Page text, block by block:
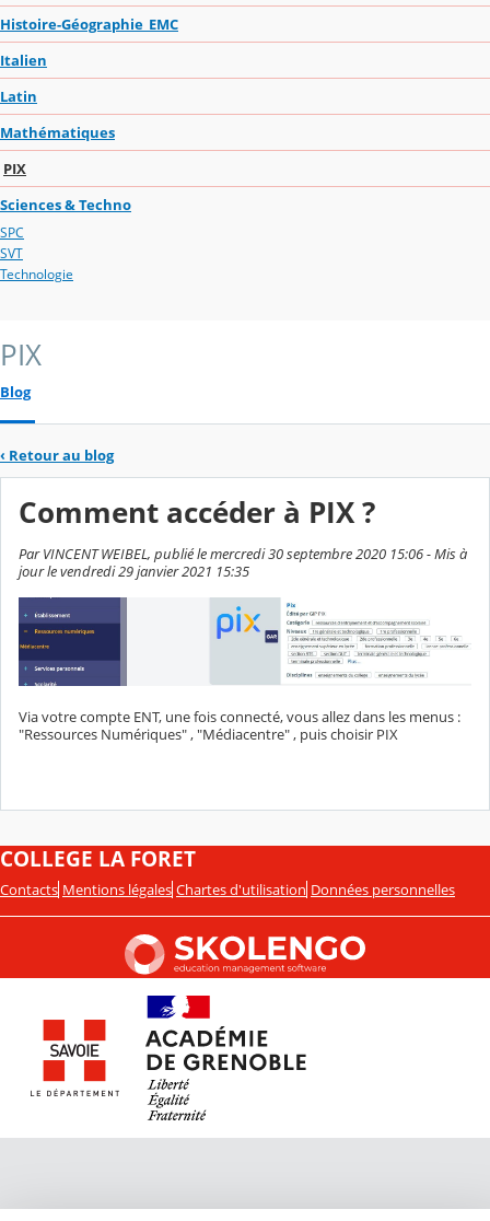
Histoire-Géographie_EMC
Italien
Latin
Mathématiques
PIX
Sciences & Techno
SPC
SVT
Technologie
PIX
Blog
‹ Retour au blog
Comment accéder à PIX ?
Par VINCENT WEIBEL, publié le mercredi 30 septembre 2020 15:06 - Mis à
jour le vendredi 29 janvier 2021 15:35
Via votre compte ENT, une fois connecté, vous allez dans les menus :
"Ressources Numériques" , "Médiacentre" , puis choisir PIX
COLLEGE LA FORET
Contacts Mentions légales Chartes d'utilisation Données personnelles